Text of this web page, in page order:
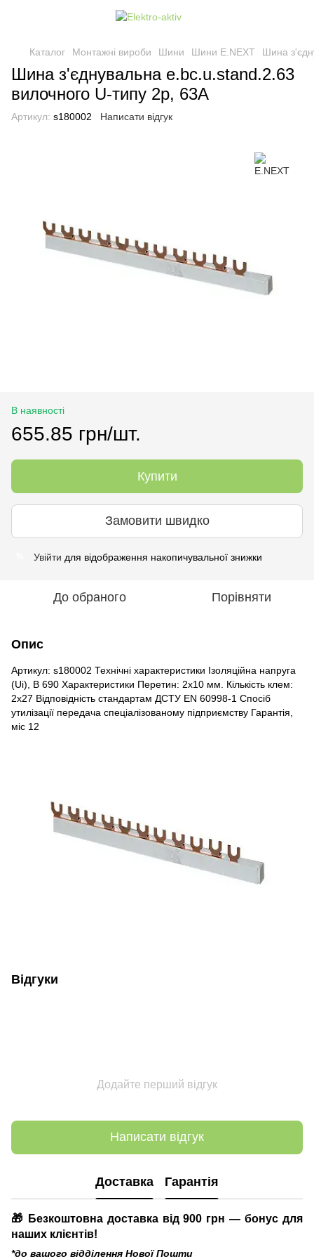
Каталог Монтажні вироби Шини Шини E.NEXT Шина
Шина з'єднувальна e.bc.u.stand.2.63
вилочного U-типу 2р, 63А
Артикул: s180002 Написати відгук
В наявності
655.85 грн/шт.
Купити
Замовити швидко
Увійти для відображення накопичувальної знижки
До обраного Порівняти
Опис
Артикул: s180002 Технічні характеристики Ізоляційна напруга
(Uі), В 690 Характеристики Перетин: 2х10 мм. Кількість клем:
2х27 Відповідність стандартам ДСТУ EN 60998-1 Спосіб
утилізації передача спеціалізованому підприємству Гарантія,
міс 12
Відгуки
Додайте перший відгук
Написати відгук
Доставка Гарантія
🎁 Безкоштовна доставка від 900 грн — бонус для
наших клієнтів!
*до вашого відділення Нової Пошти